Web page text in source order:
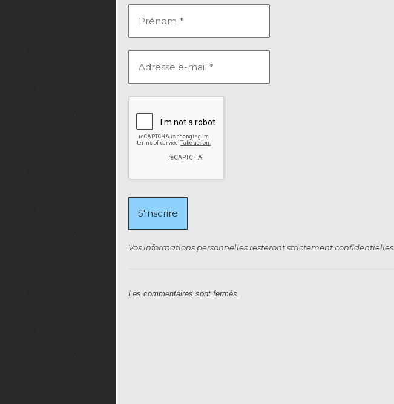
Vos informations personnelles resteront strictement confidentielles.
Les commentaires sont fermés.